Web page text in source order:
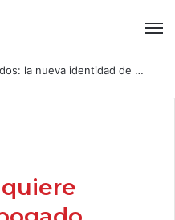
Albertz Parra Segovia Abogados: la nueva identidad de Segovia Consulting